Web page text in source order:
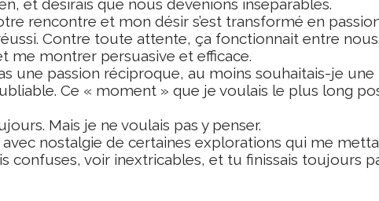
et désirais que nous devenions inséparables.
rencontre et mon désir s’est transformé en
Contre toute attente, ça fonctionnait entre
me montrer persuasive et efficace.
une passion réciproque, au moins souhaitais-je
Ce « moment » que je voulais le plus long
Mais je ne voulais pas y penser.
nostalgie de certaines explorations qui me
confuses, voir inextricables, et tu finissais toujours